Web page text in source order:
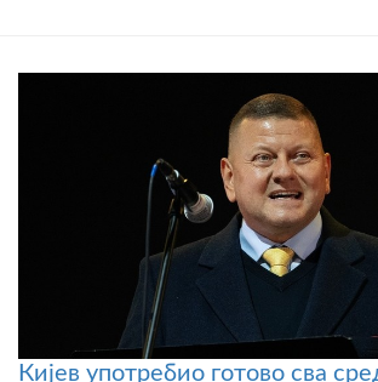
Кијев употребио готово сва